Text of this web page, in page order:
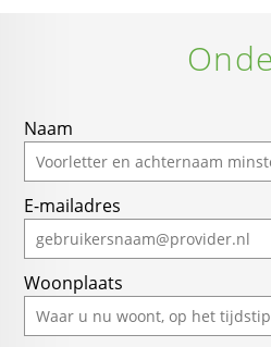
Naam
E-mailadres
Woonplaats